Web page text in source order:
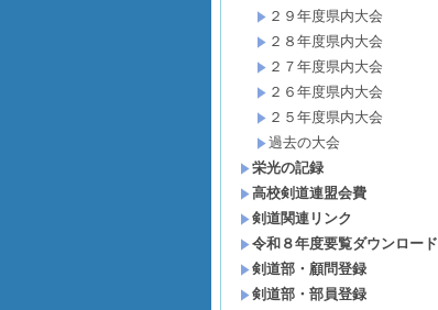
２９年度県内大会
２８年度県内大会
２７年度県内大会
２６年度県内大会
２５年度県内大会
過去の大会
栄光の記録
高校剣道連盟会費
剣道関連リンク
令和８年度要覧ダウンロード
剣道部・顧問登録
剣道部・部員登録